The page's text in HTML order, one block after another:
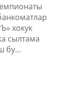
хокук
сылтама
бу...